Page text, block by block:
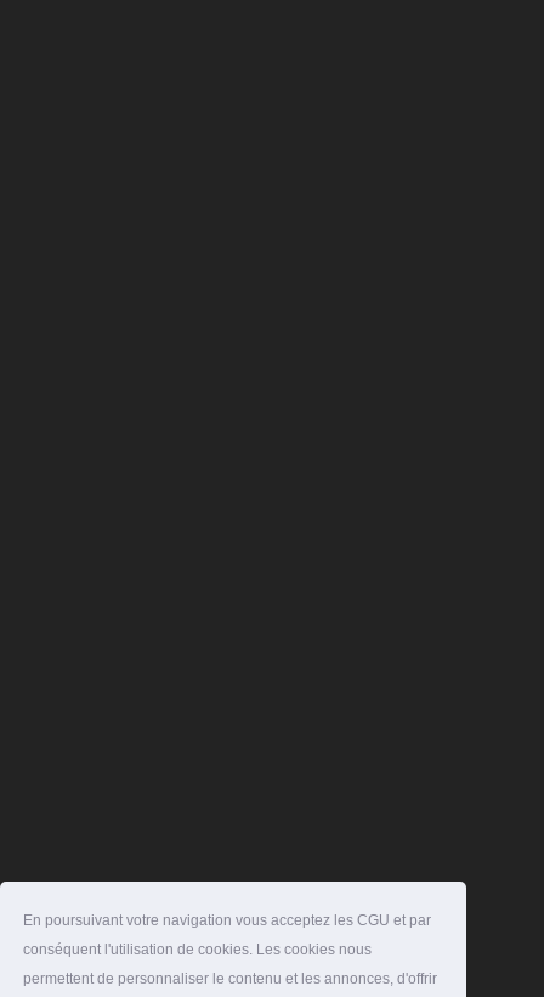
En poursuivant votre navigation vous acceptez les CGU et par
conséquent l'utilisation de cookies. Les cookies nous
permettent de personnaliser le contenu et les annonces, d'offrir